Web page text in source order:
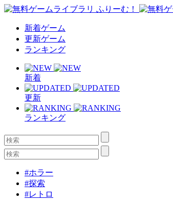
新着ゲーム
更新ゲーム
ランキング
新着
更新
ランキング
#ホラー
#探索
#レトロ